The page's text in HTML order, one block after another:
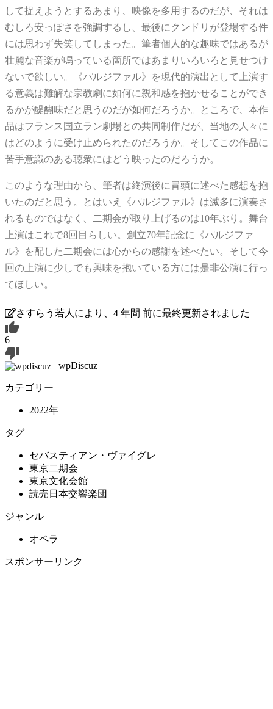
して捉えようとするあまり、映像を多用するのだが、それは
むしろ安っぽさを強調するし、最後にクンドリが登場する件
には思わず失笑してしまった。筆者個人的な趣味ではあるが
壮麗な音楽が鳴っている箇所ではあまりいろいろと見せつけ
ないで欲しい。《パルジファル》を現代的演出として上演す
る意義は難解な宗教劇に如何に親和感を抱かせることができ
るかが醍醐味だと思うのだが如何だろうか。ところで、本作
品はフランス国立ラン劇場との共同制作だが、当地の人々に
はどのように受け止められたのだろうか。そしてこの作品に
苦手意識のある聴衆にはどう映ったのだろうか。
このような理由から、筆者は終演後に冒頭に述べた感想を抱
いたのだと思う。とはいえ《パルジファル》は滅多に演奏さ
れるものではなく、二期会が取り上げるのは10年ぶり。舞台
上演はこれで8回目らしい。創立70年記念に《パルジファ
ル》を配した二期会には心からの感謝を述べたい。そして今
回の上演に少しでも興味を抱いている方には是非公演に行っ
てほしい。
さすらう若人により、4 年間 前に最終更新されました
6
wpDiscuz
カテゴリー
2022年
タグ
セバスティアン・ヴァイグレ
東京二期会
東京文化会館
読売日本交響楽団
ジャンル
オペラ
スポンサーリンク